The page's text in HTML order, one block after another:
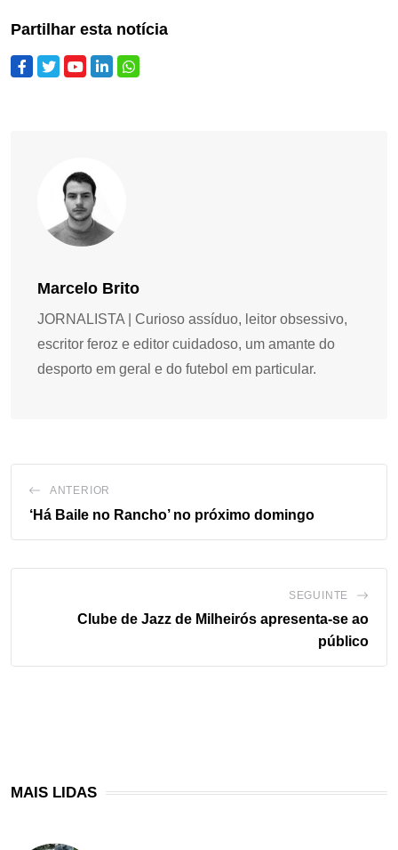
Partilhar esta notícia
Marcelo Brito
JORNALISTA | Curioso assíduo, leitor obsessivo,
escritor feroz e editor cuidadoso, um amante do
desporto em geral e do futebol em particular.
ANTERIOR
‘Há Baile no Rancho’ no próximo domingo
SEGUINTE
Clube de Jazz de Milheirós apresenta-se ao
público
MAIS LIDAS